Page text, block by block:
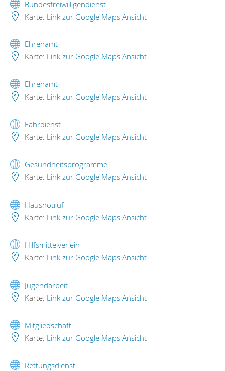
Bundesfreiwilligendienst
Karte: Link zur Google Maps Ansicht
Ehrenamt
Karte: Link zur Google Maps Ansicht
Ehrenamt
Karte: Link zur Google Maps Ansicht
Fahrdienst
Karte: Link zur Google Maps Ansicht
Gesundheitsprogramme
Karte: Link zur Google Maps Ansicht
Hausnotruf
Karte: Link zur Google Maps Ansicht
Hilfsmittelverleih
Karte: Link zur Google Maps Ansicht
Jugendarbeit
Karte: Link zur Google Maps Ansicht
Mitgliedschaft
Karte: Link zur Google Maps Ansicht
Rettungsdienst